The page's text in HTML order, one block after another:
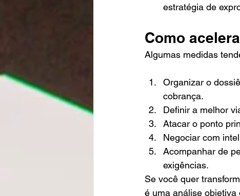
estratégia de
Como
Algumas medidas
Organizar o
cobrança.
Definir a melhor
Atacar o ponto
Negociar com
Acompanhar de
exigências.
Se você quer
é uma análise objetiva